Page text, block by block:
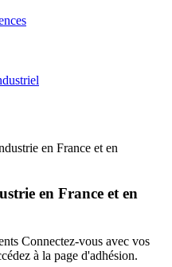
en France et en
en France et en
Connectez-vous avec vos
à la page d'adhésion.